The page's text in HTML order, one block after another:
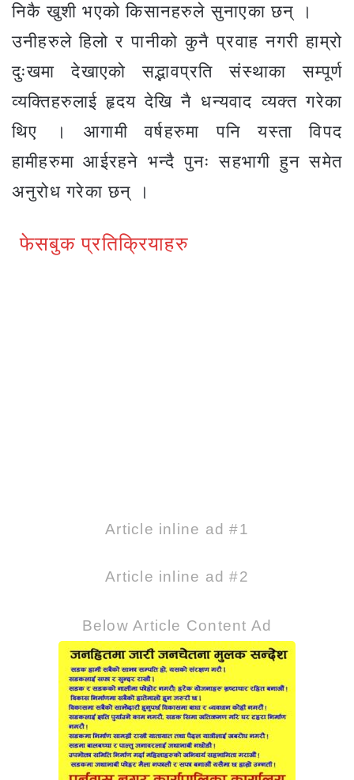
निकै खुशी भएको किसानहरुले सुनाएका छन् ।
उनीहरुले हिलो र पानीको कुनै प्रवाह नगरी हाम्रो
दुःखमा देखाएको सद्भावप्रति संस्थाका सम्पूर्ण
व्यक्तिहरुलाई हृदय देखि नै धन्यवाद व्यक्त गरेका
थिए । आगामी वर्षहरुमा पनि यस्ता विपद
हामीहरुमा आईरहने भन्दै पुनः सहभागी हुन समेत
अनुरोध गरेका छन् ।
फेसबुक प्रतिक्रियाहरु
Article inline ad #1
Article inline ad #2
Below Article Content Ad